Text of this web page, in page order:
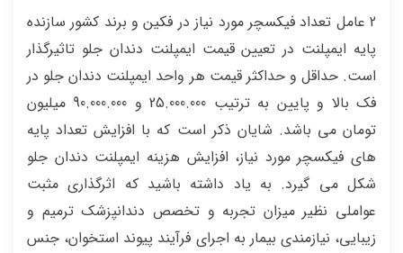
2 عامل تعداد فیکسچر مورد نیاز در فکین و برند کشور سازنده
پایه ایمپلنت در تعیین قیمت ایمپلنت دندان جلو تاثیرگذار
است. حداقل و حداکثر قیمت هر واحد ایمپلنت دندان جلو در
فک بالا و پایین به ترتیب 25.000.000 و 90.000.000 میلیون
تومان می باشد. شایان ذکر است که با افزایش تعداد پایه
های فیکسچر مورد نیاز، افزایش هزینه ایمپلنت دندان جلو
شکل می گیرد. به یاد داشته باشید که اثرگذاری مثبت
عواملی نظیر میزان تجربه و تخصص دندانپزشک ترمیم و
زیبایی، نیازمندی بیمار به اجرای فرآیند پیوند استخوان، جنس